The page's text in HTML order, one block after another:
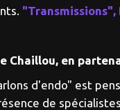
Chaillou, en
d'endo" est
de